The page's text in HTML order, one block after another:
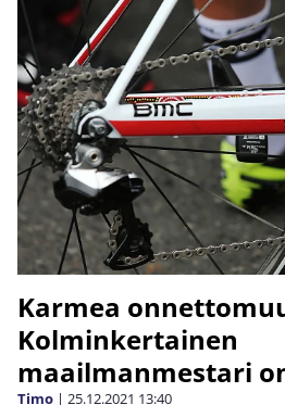
Karmea
Kolminkertainen
maailmanmestari
Timo | 25.12.2021 13:40